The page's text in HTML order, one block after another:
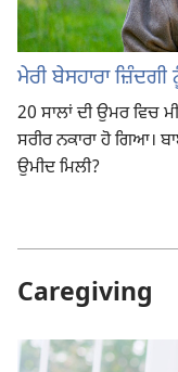
ਮੇਰੀ ਬੇਸਹਾਰਾ
20 ਸਾਲਾਂ ਦੀ ਉਮਰ ਵਿਚ
ਸਰੀਰ ਨਕਾਰਾ ਹੋ ਗਿਆ।
ਉਮੀਦ ਮਿਲੀ?
Caregiving